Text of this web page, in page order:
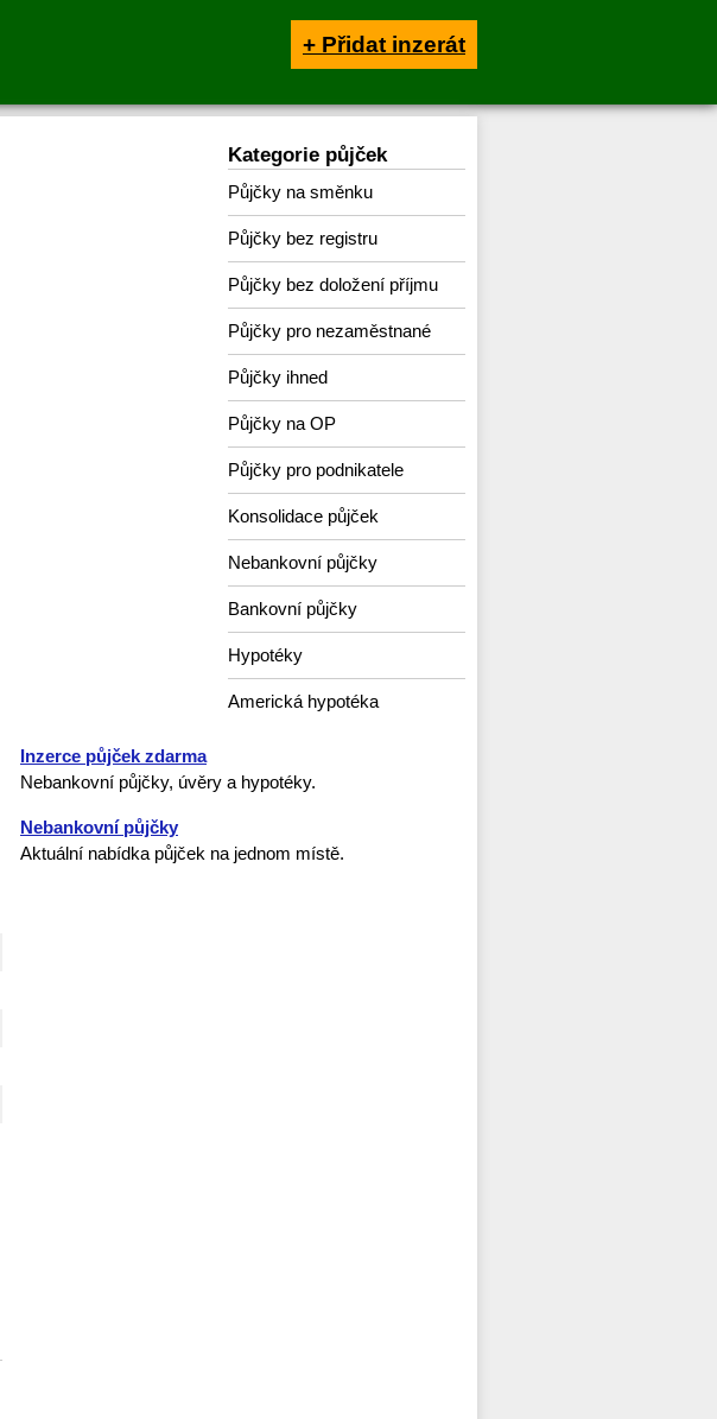
+ Přidat inzerát
Kategorie půjček
Půjčky na směnku
Půjčky bez registru
Půjčky bez doložení příjmu
Půjčky pro nezaměstnané
Půjčky ihned
Půjčky na OP
Půjčky pro podnikatele
Konsolidace půjček
Nebankovní půjčky
Bankovní půjčky
Hypotéky
Americká hypotéka
Inzerce půjček zdarma
Nebankovní půjčky, úvěry a hypotéky.
Nebankovní půjčky
Aktuální nabídka půjček na jednom místě.